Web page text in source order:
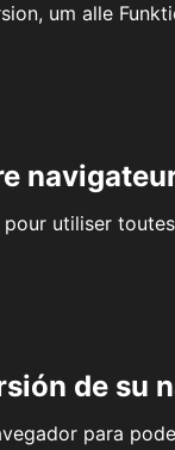
um alle
utiliser
de su
para